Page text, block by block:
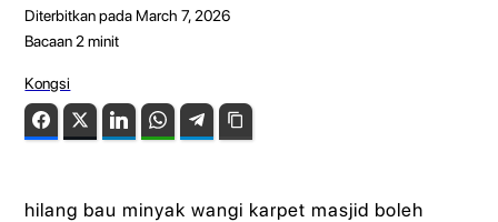
Diterbitkan pada March 7, 2026
Bacaan 2 minit
Kongsi
FacebookTwitter LinkedIn WhatsAppTelegram
hilang bau minyak wangi karpet masjid boleh